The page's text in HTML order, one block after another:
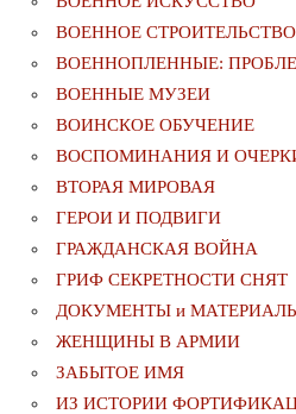
ВОЕННОЕ СТРОИТЕЛЬСТВО
ВОЕННОПЛЕННЫЕ:
ВОЕННЫЕ МУЗЕИ
ВОИНСКОЕ ОБУЧЕНИЕ
ВОСПОМИНАНИЯ И
ВТОРАЯ МИРОВАЯ
ГЕРОИ И ПОДВИГИ
ГРАЖДАНСКАЯ ВОЙНА
ГРИФ СЕКРЕТНОСТИ СНЯТ
ДОКУМЕНТЫ и
ЖЕНЩИНЫ В АРМИИ
ЗАБЫТОЕ ИМЯ
ИЗ ИСТОРИИ